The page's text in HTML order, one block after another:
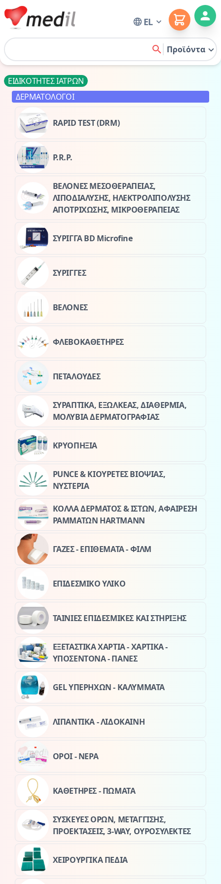
Home EL
Cart
search
Προϊόντα
ΕΙΔΙΚΟΤΗΤΕΣ ΙΑΤΡΩΝ
ΔΕΡΜΑΤΟΛΟΓΟΙ
RAPID TEST (DRM)
P.R.P.
ΒΕΛΟΝΕΣ ΜΕΣΟΘΕΡΑΠΕΙΑΣ,
ΛΙΠΟΔΙΑΛΥΣΗΣ, ΗΛΕΚΤΡΟΛΙΠΟΛΥΣΗΣ
ΑΠΟΤΡΙΧΩΣΗΣ, ΜΙΚΡΟΘΕΡΑΠΕΙΑΣ
ΣΥΡΙΓΓΑ BD Microfine
ΣΥΡΙΓΓΕΣ
ΒΕΛΟΝΕΣ
ΦΛΕΒΟΚΑΘΕΤΗΡΕΣ
ΠΕΤΑΛΟΥΔΕΣ
ΣΥΡΑΠΤΙΚΑ, ΕΞΩΛΚΕΑΣ, ΔΙΑΘΕΡΜΙΑ,
ΜΟΛΥΒΙΑ ΔΕΡΜΑΤΟΓΡΑΦΙΑΣ
ΚΡΥΟΠΗΞΙΑ
PUNCE & ΚΙΟΥΡΕΤΕΣ ΒΙΟΨΙΑΣ,
ΝΥΣΤΕΡΙΑ
ΚΟΛΛΑ ΔΕΡΜΑΤΟΣ & ΙΣΤΩΝ, ΑΦΑΙΡΕΣΗ
ΡΑΜΜΑΤΩΝ HARTMANN
ΓΑΖΕΣ - ΕΠΙΘΕΜΑΤΑ - ΦΙΛΜ
ΕΠΙΔΕΣΜΙΚΟ ΥΛΙΚΟ
ΤΑΙΝΙΕΣ ΕΠΙΔΕΣΜΙΚΕΣ ΚΑΙ ΣΤΗΡΙΞΗΣ
ΕΞΕΤΑΣΤΙΚΑ ΧΑΡΤΙΑ - ΧΑΡΤΙΚΑ -
ΥΠΟΣΕΝΤΟΝΑ - ΠΑΝΕΣ
GEL ΥΠΕΡΗΧΩΝ - ΚΑΛΥΜΜΑΤΑ
ΛΙΠΑΝΤΙΚΑ - ΛΙΔΟΚΑΙΝΗ
ΟΡΟΙ - ΝΕΡΑ
ΚΑΘΕΤΗΡΕΣ - ΠΩΜΑΤΑ
ΣΥΣΚΕΥΕΣ ΟΡΩΝ, ΜΕΤΑΓΓΙΣΗΣ,
ΠΡΟΕΚΤΑΣΕΙΣ, 3-WAY, ΟΥΡΟΣΥΛΕΚΤΕΣ
ΧΕΙΡΟΥΡΓΙΚΑ ΠΕΔΙΑ